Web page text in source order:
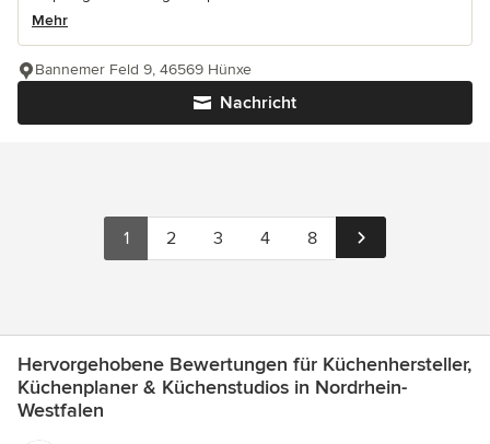
Mehr
Nachricht
Bannemer Feld 9, 46569 Hünxe
1 2 3 4 8
Hervorgehobene Bewertungen für Küchenhersteller,
Küchenplaner & Küchenstudios in Nordrhein-
Westfalen